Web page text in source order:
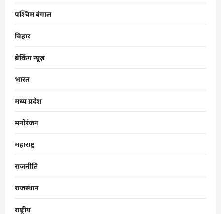
पश्चिम बंगाल
बिहार
ब्रेकिंग न्यूज़
भारत
मध्य प्रदेश
मनोरंजन
महाराष्ट्र
राजनीति
राजस्थान
राष्ट्रीय